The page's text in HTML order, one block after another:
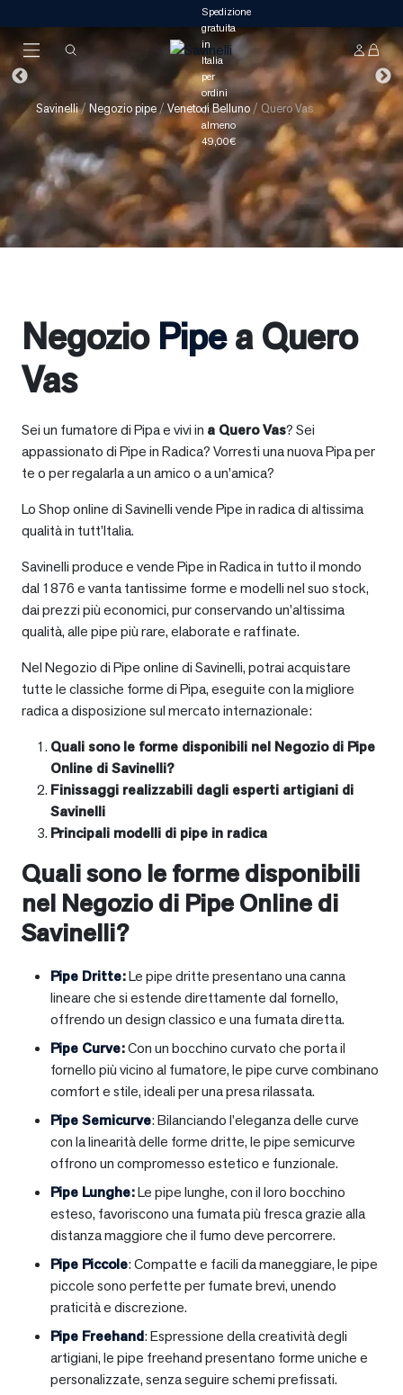
Savinelli/ Negozio pipe/Veneto/Belluno / Quero Vas
Negozio Pipea Quero
Vas
Sei un fumatore di Pipa e vivi in a Quero Vas? Sei
appassionato di Pipe in Radica? Vorresti una nuova Pipa per
te o per regalarla a un amico o a un’amica?
Lo Shop online di Savinelli vende Pipe in radica di altissima
qualità in tutt’Italia.
Savinelli produce e vende Pipe in Radica in tutto il mondo
dal 1876 e vanta tantissime forme e modelli nel suo stock,
dai prezzi più economici, pur conservando un’altissima
qualità, alle pipe più rare, elaborate e raffinate.
Nel Negozio di Pipe online di Savinelli, potrai acquistare
tutte le classiche forme di Pipa, eseguite con la migliore
radica a disposizione sul mercato internazionale:
Quali sono le forme disponibili nel Negozio di Pipe
Online di Savinelli?
Finissaggi realizzabili dagli esperti artigiani di
Savinelli
Principali modelli di pipe in radica
Quali sono le forme disponibili
nel Negozio di Pipe Online di
Savinelli?
Pipe Dritte:Le pipe dritte presentano una canna
lineare che si estende direttamente dal fornello,
offrendo un design classico e una fumata diretta.
Pipe Curve:Con un bocchino curvato che porta il
fornello più vicino al fumatore, le pipe curve combinano
comfort e stile, ideali per una presa rilassata.
Pipe Semicurve: Bilanciando l’eleganza delle curve
con la linearità delle forme dritte, le pipe semicurve
offrono un compromesso estetico e funzionale.
Pipe Lunghe:Le pipe lunghe, con il loro bocchino
esteso, favoriscono una fumata più fresca grazie alla
distanza maggiore che il fumo deve percorrere.
Pipe Piccole: Compatte e facili da maneggiare, le pipe
piccole sono perfette per fumate brevi, unendo
praticità e discrezione.
Pipe Freehand: Espressione della creatività degli
artigiani, le pipe freehand presentano forme uniche e
personalizzate, senza seguire schemi prefissati.